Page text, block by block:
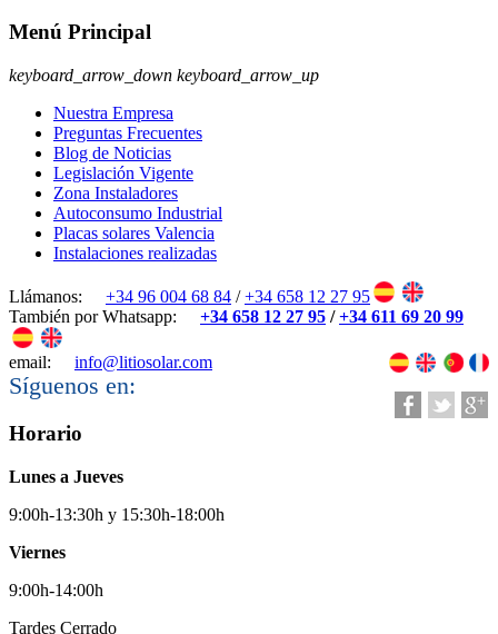
Menú Principal
keyboard_arrow_down keyboard_arrow_up
Nuestra Empresa
Preguntas Frecuentes
Blog de Noticias
Legislación Vigente
Zona Instaladores
Autoconsumo Industrial
Placas solares Valencia
Instalaciones realizadas
Llámanos: +34 96 004 68 84 /+34 658 12 27 95
También por Whatsapp:
+34 658 12 27 95 /+34 611 69 20 99
email: info@litiosolar.com
Síguenos en:
Horario
Lunes a Jueves
9:00h-13:30h y 15:30h-18:00h
Viernes
9:00h-14:00h
Tardes Cerrado